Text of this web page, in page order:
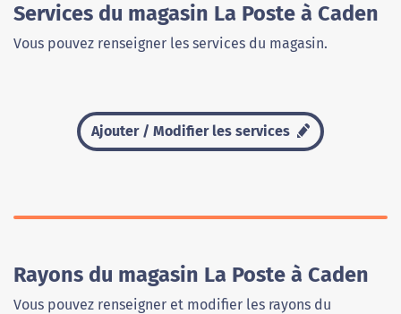
Services du magasin La Poste à Caden
Vous pouvez renseigner les services du magasin.
Ajouter / Modifier les services
Rayons du magasin La Poste à Caden
Vous pouvez renseigner et modifier les rayons du